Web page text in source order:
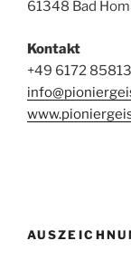
61348 Bad
Kontakt
+49 6172